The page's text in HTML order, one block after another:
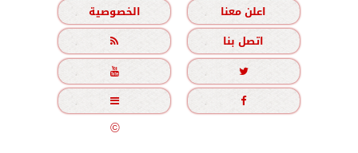
اعلن معنا
الخصوصية
اتصل بنا





جميع الحقوق محفوظة©